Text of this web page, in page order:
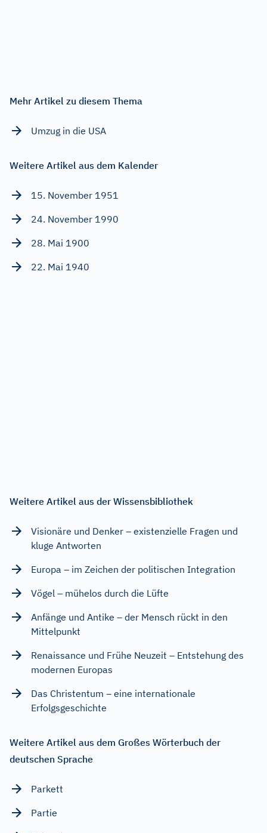
Mehr Artikel zu diesem Thema
Umzug in die USA
Weitere Artikel aus dem Kalender
15. November 1951
24. November 1990
28. Mai 1900
22. Mai 1940
Weitere Artikel aus der Wissensbibliothek
Visionäre und Denker – existenzielle Fragen und
kluge Antworten
Europa – im Zeichen der politischen Integration
Vögel – mühelos durch die Lüfte
Anfänge und Antike – der Mensch rückt in den
Mittelpunkt
Renaissance und Frühe Neuzeit – Entstehung des
modernen Europas
Das Christentum – eine internationale
Erfolgsgeschichte
Weitere Artikel aus dem Großes Wörterbuch der
deutschen Sprache
Parkett
Partie